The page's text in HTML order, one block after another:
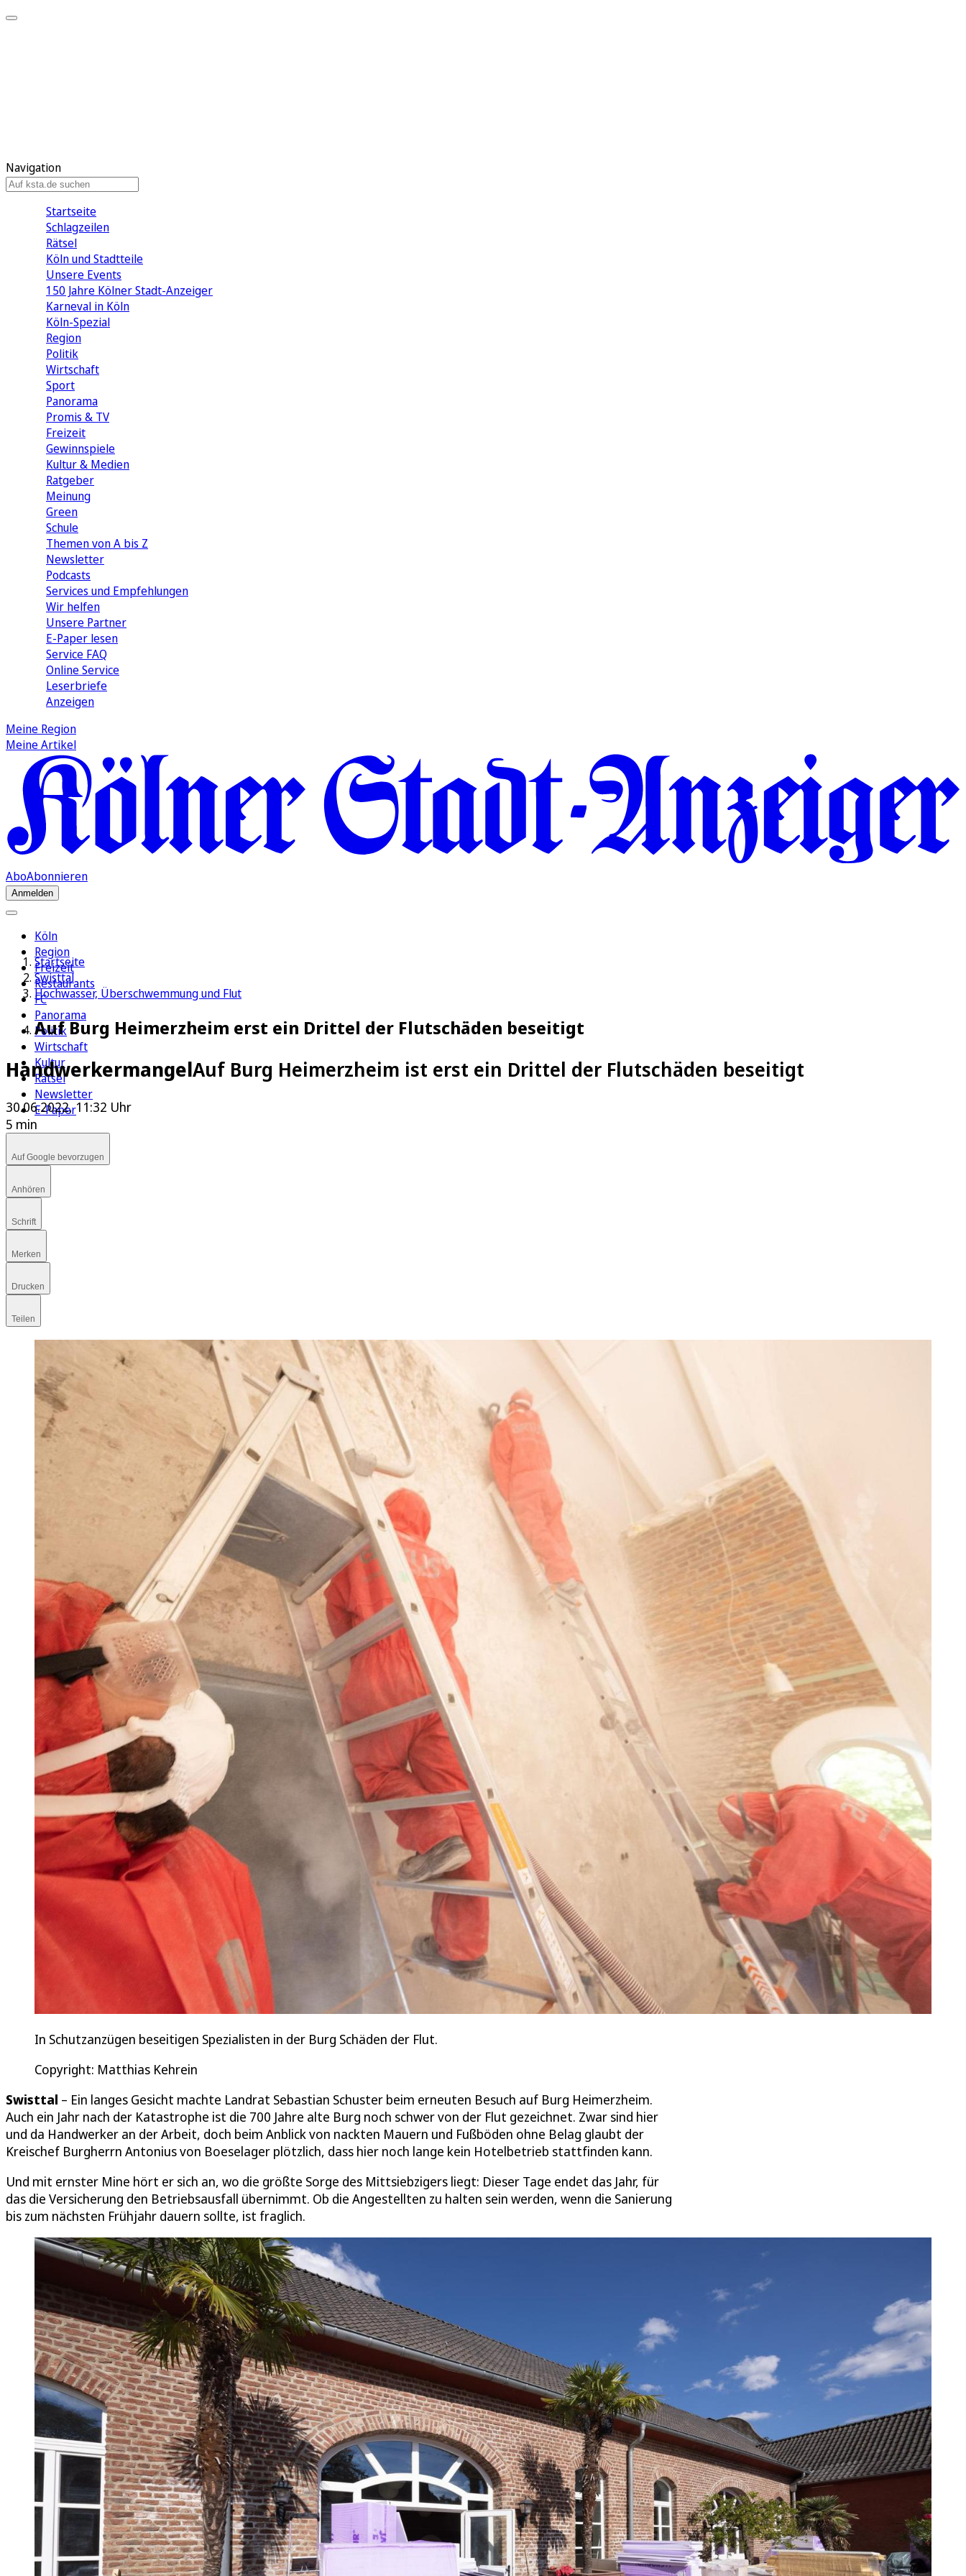
Navigation
Startseite
Schlagzeilen
Rätsel
Köln und Stadtteile
Unsere Events
150 Jahre Kölner Stadt-Anzeiger
Karneval in Köln
Köln-Spezial
Region
Politik
Wirtschaft
Sport
Panorama
Promis & TV
Freizeit
Gewinnspiele
Kultur & Medien
Ratgeber
Meinung
Green
Schule
Themen von A bis Z
Newsletter
Podcasts
Services und Empfehlungen
Wir helfen
Unsere Partner
E-Paper lesen
Service FAQ
Online Service
Leserbriefe
Anzeigen
Meine Region
Meine Artikel
AboAbonnieren
Anmelden
Köln
Region
Freizeit
Restaurants
FC
Panorama
Politik
Wirtschaft
Kultur
Rätsel
Newsletter
E-Paper
Startseite
Swisttal
Hochwasser, Überschwemmung und Flut
Auf Burg Heimerzheim erst ein Drittel der Flutschäden beseitigt
HandwerkermangelAuf Burg Heimerzheim ist erst ein Drittel der Flutschäden beseitigt
30.06.2022, 11:32 Uhr
5 min
Auf Google bevorzugen
Anhören
Schrift
Merken
Drucken
Teilen
In Schutzanzügen beseitigen Spezialisten in der Burg Schäden der Flut.
Copyright: Matthias Kehrein
Swisttal – Ein langes Gesicht machte Landrat Sebastian Schuster beim erneuten Besuch auf Burg Heimerzheim.
Auch ein Jahr nach der Katastrophe ist die 700 Jahre alte Burg noch schwer von der Flut gezeichnet. Zwar sind hier
und da Handwerker an der Arbeit, doch beim Anblick von nackten Mauern und Fußböden ohne Belag glaubt der
Kreischef Burgherrn Antonius von Boeselager plötzlich, dass hier noch lange kein Hotelbetrieb stattfinden kann.
Und mit ernster Mine hört er sich an, wo die größte Sorge des Mittsiebzigers liegt: Dieser Tage endet das Jahr, für
das die Versicherung den Betriebsausfall übernimmt. Ob die Angestellten zu halten sein werden, wenn die Sanierung
bis zum nächsten Frühjahr dauern sollte, ist fraglich.